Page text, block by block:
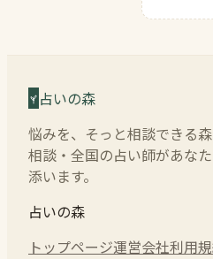
占いの森
悩みを、そっと相談できる
相談・全国の占い師があな
添います。
占いの森
トップページ運営会社利用